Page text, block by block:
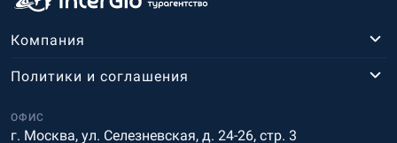
Компания
ОФИС
г. Москва, ул. Селезневская, д. 24-26, стр. 3
Политики и соглашения